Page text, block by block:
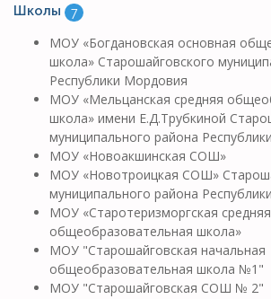
Школы 7
МОУ «Богдановская основная
школа» Старошайговского
Республики Мордовия
МОУ «Мельцанская средняя
школа» имени Е.Д.Трубкиной
муниципального района
МОУ «Новоакшинская СОШ»
МОУ «Новотроицкая СОШ»
муниципального района
МОУ «Старотеризморгская средняя
общеобразовательная школа»
МОУ "Старошайговская начальная
общеобразовательная школа №1"
МОУ "Старошайговская СОШ № 2"